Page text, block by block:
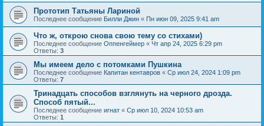
Прототип Татьяны Лариной
Последнее сообщение Билли Джин « Пн июн 09, 2025 9:41 am
Что ж, открою снова свою тему со стихами)
Последнее сообщение Оппенгеймер « Чт апр 24, 2025 6:29 pm
Ответы: 3
Мы имеем дело с потомками Пушкина
Последнее сообщение Капитан кентавров « Ср июл 24, 2024 1:09 pm
Ответы: 7
Тринадцать способов взглянуть на черного дрозда.
Способ пятый...
Последнее сообщение игнат « Ср июл 10, 2024 10:53 am
Ответы: 1